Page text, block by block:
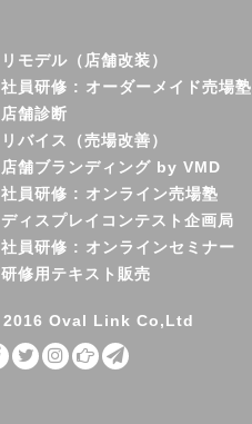
リモデル（店舗改装）
社員研修 : オーダーメイド売場塾
店舗診断
リバイス（売場改善）
店舗ブランディング by VMD
社員研修 : オンライン売場塾
ディスプレイコンテスト企画局
社員研修 : オンラインセミナー
研修用テキスト販売
2016 Oval Link Co,Ltd